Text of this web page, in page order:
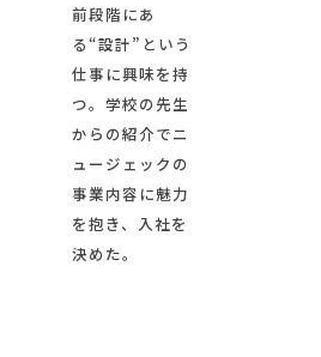
前段階にあ
る“設計”という
仕事に興味を持
つ。学校の先生
からの紹介でニ
ュージェックの
事業内容に魅力
を抱き、入社を
決めた。